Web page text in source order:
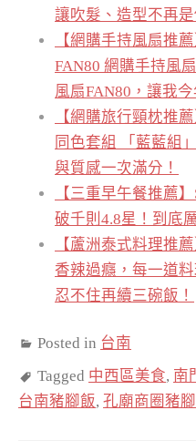
讓吹髮、造型不再是
【網購手持風扇推
FAN80 網購手持風
風扇FAN80，讓我
【網購旅行頸枕推
同色套組 「藍藍組
與質感一次滿分！
【三重早午餐推薦
破千則4.8星！到底
【蘆洲泰式料理推
香辣過癮，每一道
忍不住再續三碗飯！
Posted in 台南
Tagged 中西區美食, 南
台南豬腳飯, 孔廟商圈豬